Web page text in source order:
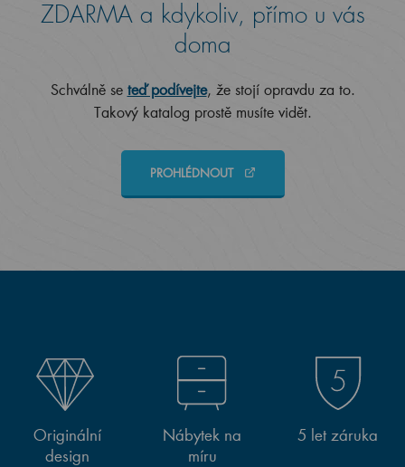
ZDARMA a kdykoliv, přímo u vás
doma
Schválně se teď podívejte, že stojí opravdu za to.
Takový katalog prostě musíte vidět.
PROHLÉDNOUT
Originální
design
Nábytek na
míru
5 let záruka